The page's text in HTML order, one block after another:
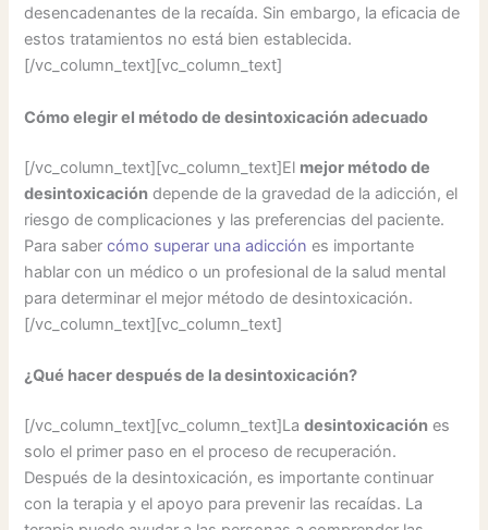
desencadenantes de la recaída. Sin embargo, la eficacia de
estos tratamientos no está bien establecida.
[/vc_column_text][vc_column_text]
Cómo elegir el método de desintoxicación adecuado
[/vc_column_text][vc_column_text]El mejor método de
desintoxicación depende de la gravedad de la adicción, el
riesgo de complicaciones y las preferencias del paciente.
Para sabercómo superar una adicción es importante
hablar con un médico o un profesional de la salud mental
para determinar el mejor método de desintoxicación.
[/vc_column_text][vc_column_text]
¿Qué hacer después de la desintoxicación?
[/vc_column_text][vc_column_text]Ladesintoxicación es
solo el primer paso en el proceso de recuperación.
Después de la desintoxicación, es importante continuar
con la terapia y el apoyo para prevenir las recaídas. La